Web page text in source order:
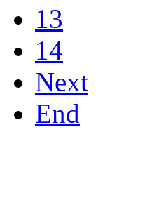
13
14
Next
End